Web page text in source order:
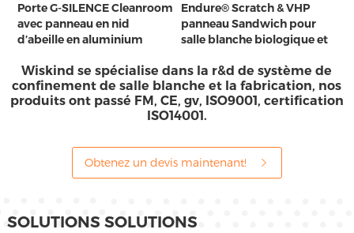
Porte G-SILENCE Cleanroom
avec panneau en nid
d’abeille en aluminium
Endure® Scratch & VHP
panneau Sandwich pour
salle blanche biologique et
Wiskind se spécialise dans la r&d de système de
confinement de salle blanche et la fabrication, nos
produits ont passé FM, CE, gv, ISO9001, certification
ISO14001.
Obtenez un devis maintenant!
SOLUTIONS SOLUTIONS